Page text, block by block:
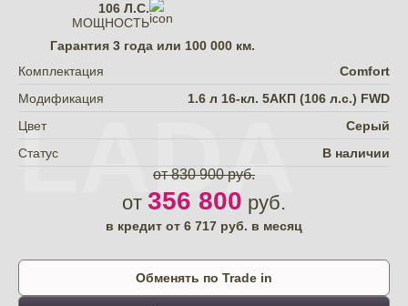
LADA
Гарантия 3 года или 100 000 км.
Комплектация
Comfort
Модификация
1.6 л 16-кл. 5АКП (106 л.с.) FWD
Цвет
Серый
Статус
В наличии
от 830 900 руб.
от 356 800 руб.
в кредит от 6 717 руб. в месяц
106 Л.С.
МОЩНОСТЬ
Обменять по Trade in